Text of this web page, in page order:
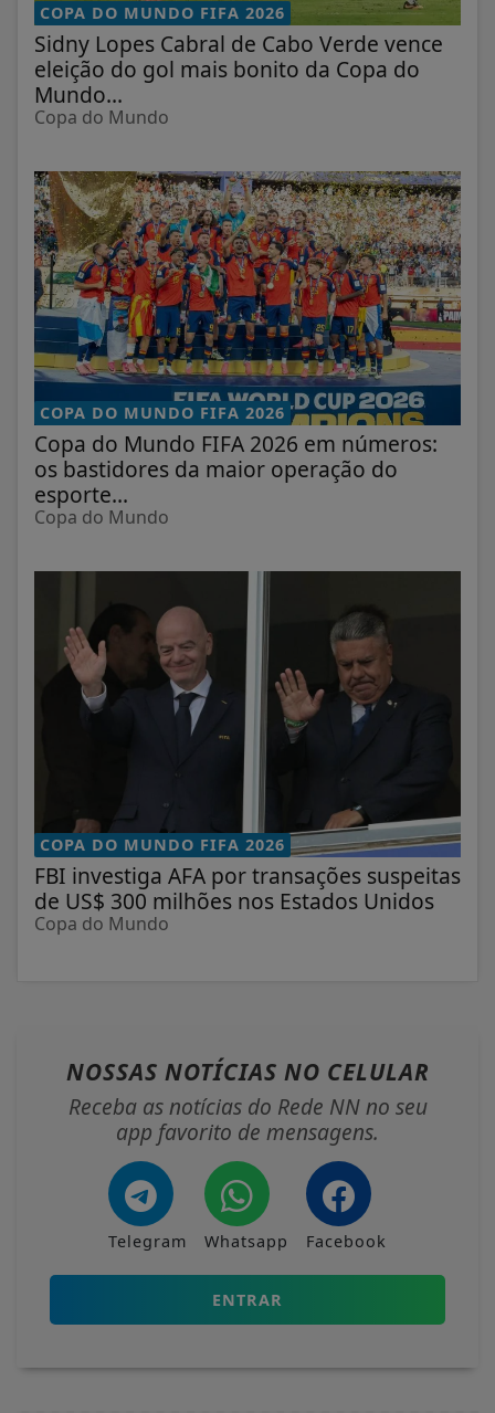
COPA DO MUNDO FIFA 2026
Sidny Lopes Cabral de Cabo Verde vence
eleição do gol mais bonito da Copa do
Mundo...
Copa do Mundo
COPA DO MUNDO FIFA 2026
Copa do Mundo FIFA 2026 em números:
os bastidores da maior operação do
esporte...
Copa do Mundo
COPA DO MUNDO FIFA 2026
FBI investiga AFA por transações suspeitas
de US$ 300 milhões nos Estados Unidos
Copa do Mundo
NOSSAS NOTÍCIAS NO CELULAR
Receba as notícias do Rede NN no seu
app favorito de mensagens.
Telegram Whatsapp Facebook
ENTRAR